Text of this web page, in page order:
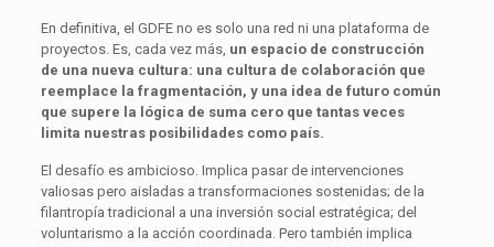
En definitiva, el GDFE no es solo una red ni una plataforma de
proyectos. Es, cada vez más, un espacio de construcción
de una nueva cultura: una cultura de colaboración que
reemplace la fragmentación, y una idea de futuro común
que supere la lógica de suma cero que tantas veces
limita nuestras posibilidades como país.
El desafío es ambicioso. Implica pasar de intervenciones
valiosas pero aisladas a transformaciones sostenidas; de la
filantropía tradicional a una inversión social estratégica; del
voluntarismo a la acción coordinada. Pero también implica